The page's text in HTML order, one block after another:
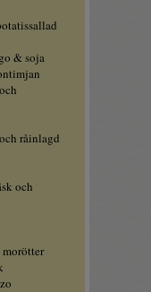
& soja
råinlagd
och